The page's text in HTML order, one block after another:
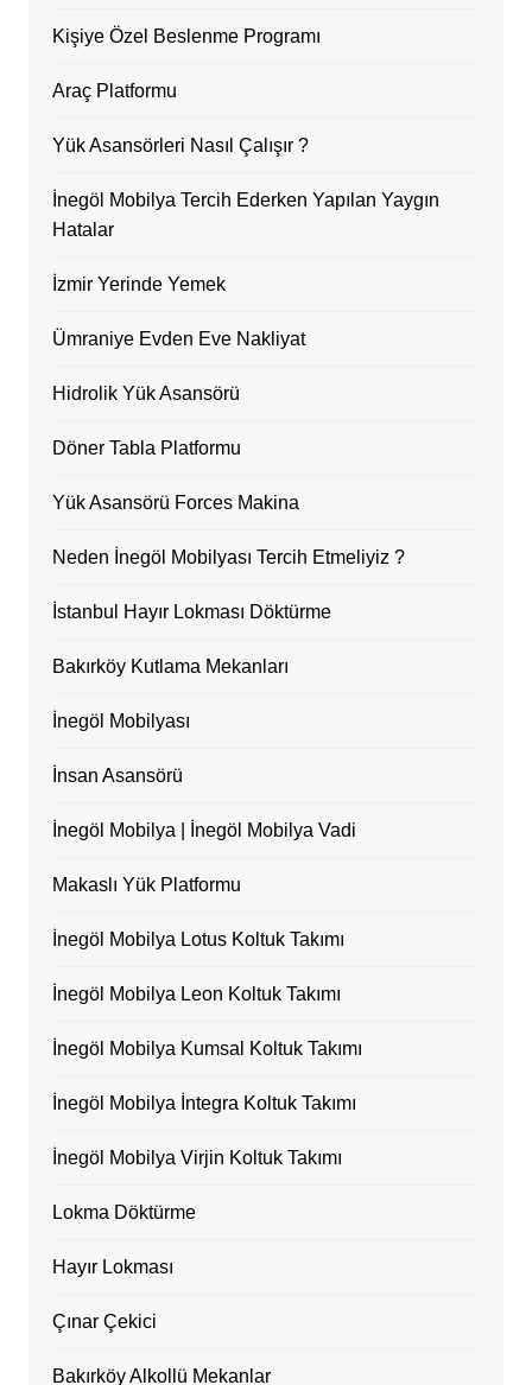
Kişiye Özel Beslenme Programı
Araç Platformu
Yük Asansörleri Nasıl Çalışır ?
İnegöl Mobilya Tercih Ederken Yapılan Yaygın
Hatalar
İzmir Yerinde Yemek
Ümraniye Evden Eve Nakliyat
Hidrolik Yük Asansörü
Döner Tabla Platformu
Yük Asansörü Forces Makina
Neden İnegöl Mobilyası Tercih Etmeliyiz ?
İstanbul Hayır Lokması Döktürme
Bakırköy Kutlama Mekanları
İnegöl Mobilyası
İnsan Asansörü
İnegöl Mobilya | İnegöl Mobilya Vadi
Makaslı Yük Platformu
İnegöl Mobilya Lotus Koltuk Takımı
İnegöl Mobilya Leon Koltuk Takımı
İnegöl Mobilya Kumsal Koltuk Takımı
İnegöl Mobilya İntegra Koltuk Takımı
İnegöl Mobilya Virjin Koltuk Takımı
Lokma Döktürme
Hayır Lokması
Çınar Çekici
Bakırköy Alkollü Mekanlar